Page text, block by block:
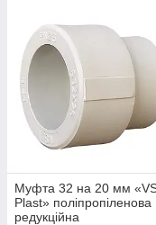
Муфта 32 на 20 мм
Plast» поліпропіленова
редукційна